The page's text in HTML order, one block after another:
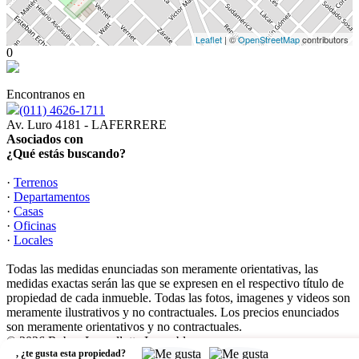
, ¿te gusta esta propiedad?
Leaflet | ©OpenStreetMapcontributors
0
Encontranos en
(011) 4626-1711
Av. Luro 4181 - LAFERRERE
Asociados con
¿Qué estás buscando?
· Terrenos
· Departamentos
· Casas
· Oficinas
· Locales
Todas las medidas enunciadas son meramente orientativas, las
medidas exactas serán las que se expresen en el respectivo título de
propiedad de cada inmueble. Todas las fotos, imagenes y videos son
meramente ilustrativos y no contractuales. Los precios enunciados
son meramente orientativos y no contractuales.
© 2026 Ruben Lanzellotta Inmuebles.
Software Inmobiliario - Tokko Broker